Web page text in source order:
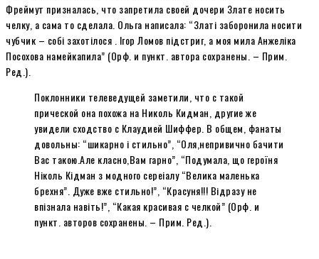
Фреймут призналась, что запретила своей дочери Злате носить
челку, а сама то сделала. Ольга написала: “Златі заборонила носити
чубчик – собі захотілося . Ігор Ломов підстриг, а моя мила Анжеліка
Посохова намейкапила” (Орф. и пункт. автора сохранены. – Прим.
Ред.).
Поклонники телеведущей заметили, что с такой
прической она похожа на Николь Кидман, другие же
увидели сходство с Клаудией Шиффер. В общем, фанаты
довольны: “шикарно і стильно”, “Оля,непривично бачити
Вас такою.Але класно,Вам гарно”, “Подумала, що героїня
Ніколь Кідман з модного сереіалу “Велика маленька
брехня”. Дуже вже стильно!”, “Красуня!!! Відразу не
впізнала навіть!”, “Какая красивая с челкой” (Орф. и
пункт. авторов сохранены. – Прим. Ред.).